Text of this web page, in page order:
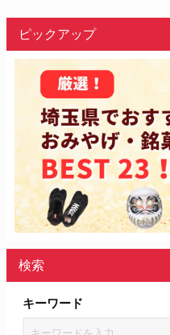
ピックアップ
検索
キーワード